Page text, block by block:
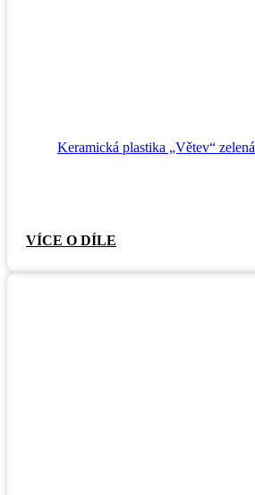
Keramická plastika „Větev“
VÍCE O DÍLE